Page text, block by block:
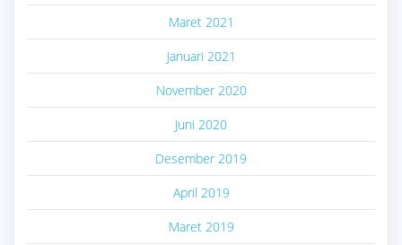
Maret 2021
Januari 2021
November 2020
Juni 2020
Desember 2019
April 2019
Maret 2019